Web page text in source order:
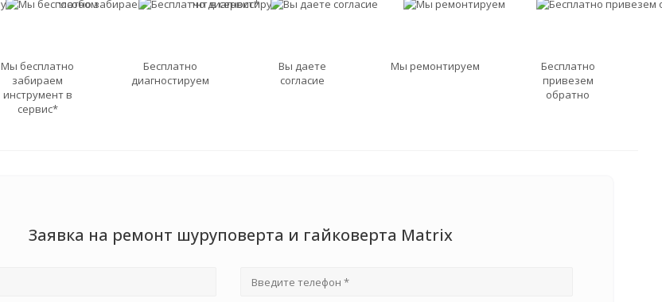
Мы бесплатно
забираем
инструмент в
сервис*
Бесплатно
диагностируем
Вы даете
согласие
Мы ремонтируем
Бесплатно
привезем
обратно
Заявка на ремонт шуруповерта и гайковерта Matrix